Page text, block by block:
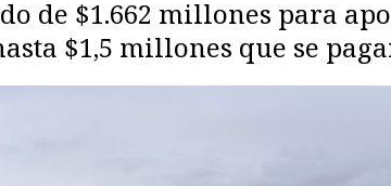
de $1.662 millones para
$1,5 millones que se